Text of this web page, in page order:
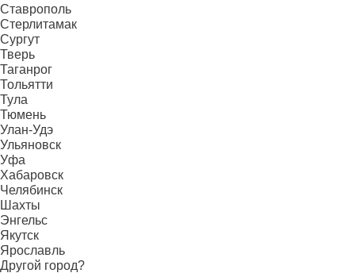
Ставрополь
Стерлитамак
Сургут
Тверь
Таганрог
Тольятти
Тула
Тюмень
Улан-Удэ
Ульяновск
Уфа
Хабаровск
Челябинск
Шахты
Энгельс
Якутск
Ярославль
Другой город?